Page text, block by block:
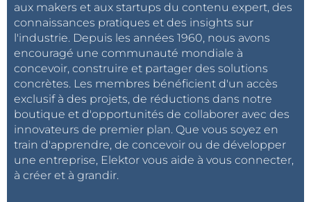
aux makers et aux startups du contenu expert, des
connaissances pratiques et des insights sur
l'industrie. Depuis les années 1960, nous avons
encouragé une communauté mondiale à
concevoir, construire et partager des solutions
concrètes. Les membres bénéficient d'un accès
exclusif à des projets, de réductions dans notre
boutique et d'opportunités de collaborer avec des
innovateurs de premier plan. Que vous soyez en
train d'apprendre, de concevoir ou de développer
une entreprise, Elektor vous aide à vous connecter,
à créer et à grandir.